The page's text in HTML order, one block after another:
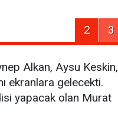
2 3
Alkan, Aysu Keskin,
ekranlara gelecekti.
yapacak olan Murat